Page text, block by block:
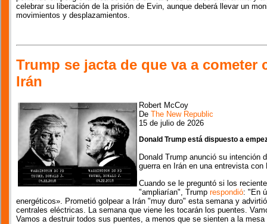
celebrar su liberación de la prisión de Evin, aunque deberá llevar un
movimientos y desplazamientos.
Trump se jacta de que va a cometer
Irán
Robert McCoy
De The New Republic
15 de julio de 2026
Donald Trump está dispuesto a
Donald Trump anunció su intención
guerra en Irán en una entrevista
Cuando se le preguntó si los
"ampliarían", Trump respondió: "En
energéticos». Prometió golpear a Irán "muy duro" esta semana y
centrales eléctricas. La semana que viene les tocarán los puentes.
Vamos a destruir todos sus puentes, a menos que se sienten a la